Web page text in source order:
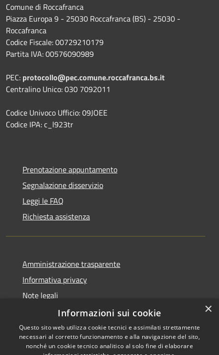
Comune di Roccafranca
Piazza Europa 9 - 25030 Roccafranca (BS) - 25030 -
Roccafranca
Codice Fiscale: 00729210179
Partita IVA: 00576090989
PEC: protocollo@pec.comune.roccafranca.bs.it
Centralino Unico: 030 7092011
Codice Univoco Ufficio: 09JOEE
Codice IPA: c_l923tr
Prenotazione appuntamento
Segnalazione disservizio
Leggi le FAQ
Richiesta assistenza
Amministrazione trasparente
Informativa privacy
Note legali
Dichiarazione di accessibilità
×
Informazioni sui cookie
Questo sito web utilizza cookie tecnici e assimilati strettamente
necessari al corretto funzionamento e alla navigazione del sito,
nonché un cookie tecnico analitico al solo fine di elaborare